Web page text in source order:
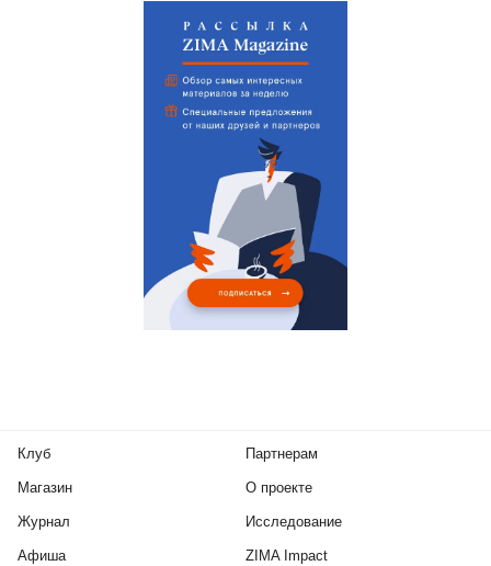
Клуб
Магазин
Журнал
Афиша
Партнерам
О проекте
Исследование
ZIMA Impact